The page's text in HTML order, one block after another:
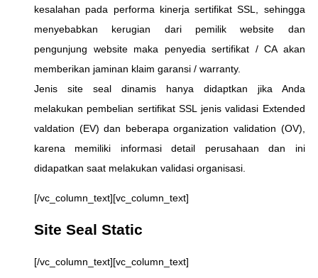
kesalahan pada performa kinerja sertifikat SSL, sehingga
menyebabkan kerugian dari pemilik website dan
pengunjung website maka penyedia sertifikat / CA akan
memberikan jaminan klaim garansi / warranty.
Jenis site seal dinamis hanya didaptkan jika Anda
melakukan pembelian sertifikat SSL jenis validasi Extended
valdation (EV) dan beberapa organization validation (OV),
karena memiliki informasi detail perusahaan dan ini
didapatkan saat melakukan validasi organisasi.
[/vc_column_text][vc_column_text]
Site Seal Static
[/vc_column_text][vc_column_text]